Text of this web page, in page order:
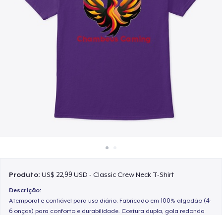
Venda em todo lugar
Produto:US$ 22,99 USD - Classic Crew Neck T-Shirt
Descrição:
Atemporal e confiável para uso diário. Fabricado em 100% algodão (4-
6 onças) para conforto e durabilidade. Costura dupla, gola redonda